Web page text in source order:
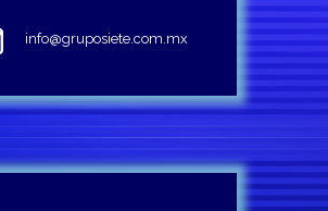
info@gruposiete.com.mx